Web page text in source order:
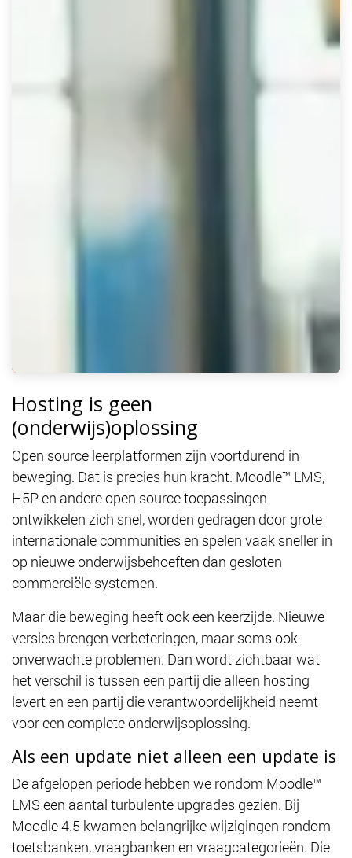
Hosting is geen
(onderwijs)oplossing
Open source leerplatformen zijn voortdurend in
beweging. Dat is precies hun kracht. Moodle™ LMS,
H5P en andere open source toepassingen
ontwikkelen zich snel, worden gedragen door grote
internationale communities en spelen vaak sneller in
op nieuwe onderwijsbehoeften dan gesloten
commerciële systemen.
Maar die beweging heeft ook een keerzijde. Nieuwe
versies brengen verbeteringen, maar soms ook
onverwachte problemen. Dan wordt zichtbaar wat
het verschil is tussen een partij die alleen hosting
levert en een partij die verantwoordelijkheid neemt
voor een complete onderwijsoplossing.
Als een update niet alleen een update is
De afgelopen periode hebben we rondom Moodle™
LMS een aantal turbulente upgrades gezien. Bij
Moodle 4.5 kwamen belangrijke wijzigingen rondom
toetsbanken, vraagbanken en vraagcategorieën. Die